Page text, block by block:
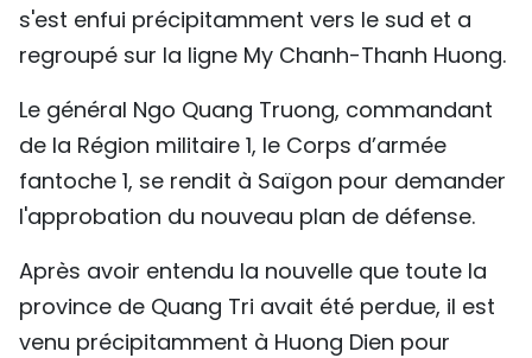
s'est enfui précipitamment vers le sud et a
regroupé sur la ligne My Chanh-Thanh Huong.
Le général Ngo Quang Truong, commandant
de la Région militaire 1, le Corps d’armée
fantoche 1, se rendit à Saïgon pour demander
l'approbation du nouveau plan de défense.
Après avoir entendu la nouvelle que toute la
province de Quang Tri avait été perdue, il est
venu précipitamment à Huong Dien pour